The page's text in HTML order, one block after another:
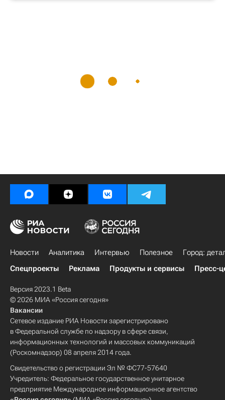
Новости Аналитика Интервью Полезное
Город:
Спецпроекты
Реклама Продукты и сервисы Пресс-
Версия 2023.1 Beta
© 2026 МИА «Россия сегодня»
Вакансии
Сетевое издание РИА Новости зарегистрировано
в Федеральной службе по надзору в сфере связи,
информационных технологий и массовых коммуникаций
(Роскомнадзор) 08 апреля 2014 года.
Свидетельство о регистрации Эл № ФС77-57640
Учредитель: Федеральное государственное унитарное
предприятие Международное информационное агентство